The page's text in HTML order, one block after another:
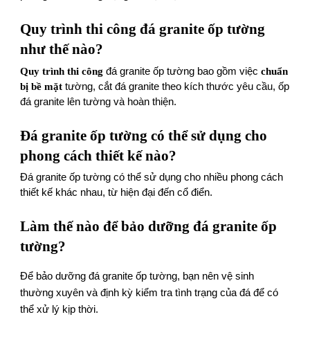
Quy trình thi công đá granite ốp tường
như thế nào?
Quy trình thi công đá granite ốp tường bao gồm việcchuẩn
bị bề mặt tường, cắt đá granite theo kích thước yêu cầu, ốp
đá granite lên tường và hoàn thiện.
Đá granite ốp tường có thể sử dụng cho
phong cách thiết kế nào?
Đá granite ốp tường có thể sử dụng cho nhiều phong cách
thiết kế khác nhau, từ hiện đại đến cổ điển.
Làm thế nào để bảo dưỡng đá granite ốp
tường?
Để bảo dưỡng đá granite ốp tường, bạn nên vệ sinh
thường xuyên và định kỳ kiểm tra tình trạng của đá để có
thể xử lý kịp thời.